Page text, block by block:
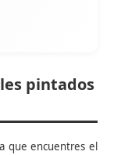
pintados
que encuentres el